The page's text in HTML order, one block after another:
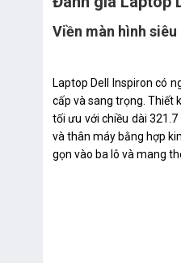
Viền màn hình
Laptop Dell Inspiron có
cấp và sang trọng. Thiết
tối ưu với chiều dài
và thân máy bằng hợp
gọn vào ba lô và mang